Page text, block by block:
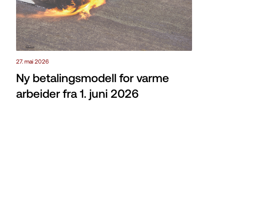
27. mai 2026
Ny betalingsmodell for varme
arbeider fra 1. juni 2026